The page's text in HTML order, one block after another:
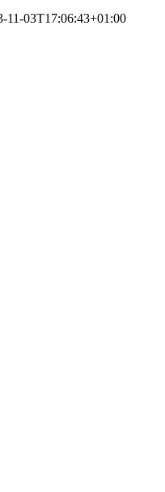
11-03T17:06:43+01:00